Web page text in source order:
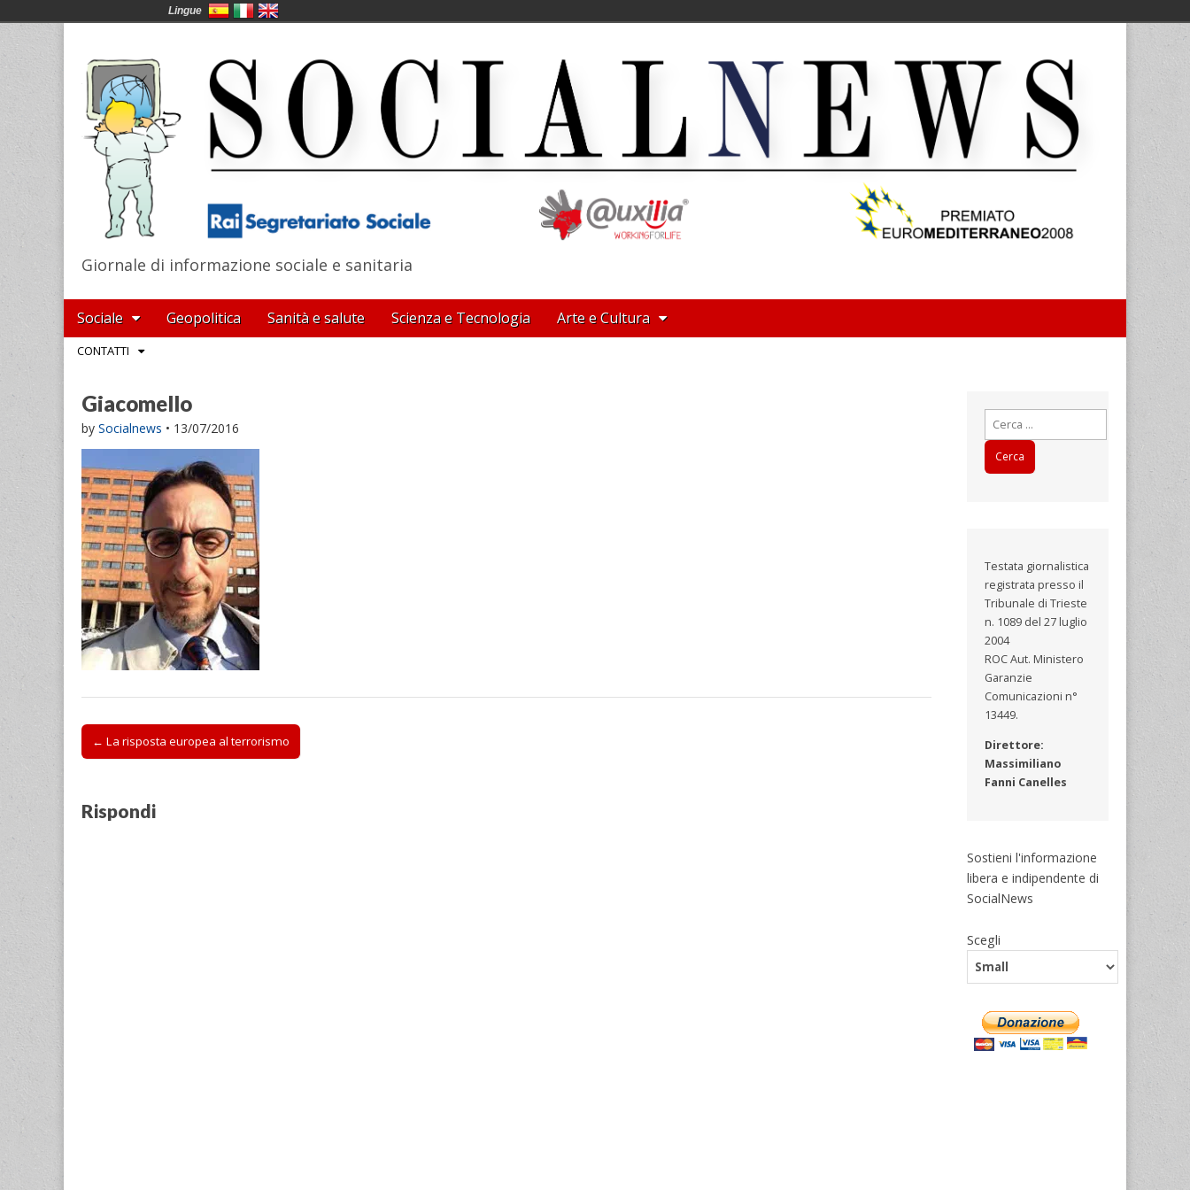
SocialNews
Giornale di informazione sociale e sanitaria
Main
menu
Skip
to
content
Sociale Geopolitica Sanità e salute Scienza e Tecnologia Arte e Cultura
SubCONTATTI
Giacomello
by Socialnews • 13/07/2016
Post
navigation
← La risposta europea al terrorismo
Rispondi
Ricerca
per:
Testata giornalistica
registrata presso il
Tribunale di Trieste
n. 1089 del 27 luglio
2004
ROC Aut. Ministero
Garanzie
Comunicazioni n°
13449.
Direttore:
Massimiliano
Fanni Canelles
Sostieni l'informazione
libera e indipendente di
SocialNews
Scegli
Lingue